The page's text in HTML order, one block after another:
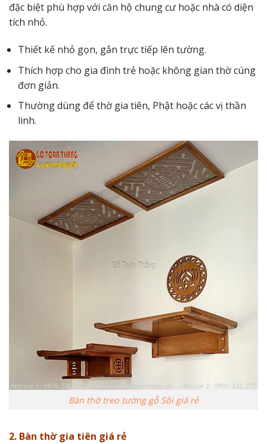
đặc biệt phù hợp với căn hộ chung cư hoặc nhà có diện
tích nhỏ.
Thiết kế nhỏ gọn, gắn trực tiếp lên tường.
Thích hợp cho gia đình trẻ hoặc không gian thờ cúng
đơn giản.
Thường dùng để thờ gia tiên, Phật hoặc các vị thần
linh.
Bàn thờ treo tường gỗ Sồi giá rẻ
2. Bàn thờ gia tiên giá rẻ